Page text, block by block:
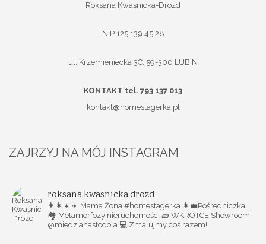
Roksana Kwaśnicka-Drozd
NIP 125 139 45 28
ul. Krzemieniecka 3C, 59-300 LUBIN
KONTAKT tel. 793 137 013
kontakt@homestagerka.pl
ZAJRZYJ NA MÓJ INSTAGRAM
roksana.kwasnicka.drozd
👨‍👩‍👧‍👦 Mama Żona #homestagerka 👩‍💼Pośredniczka
🏘️ Metamorfozy nieruchomości 🧱 WKRÓTCE Showroom
@miedzianastodola 💻 Zmalujmy coś razem!